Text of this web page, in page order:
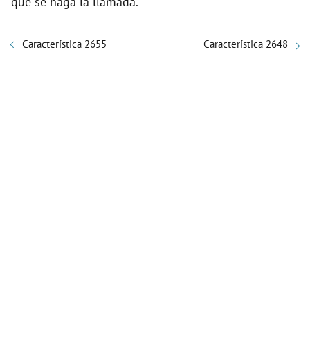
Característica 2655 Característica 2648